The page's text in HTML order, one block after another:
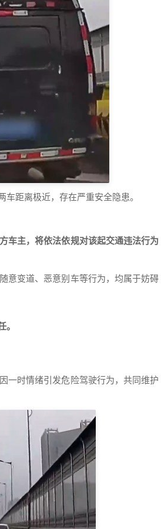
距离极近，存在严重安全隐患。
车主，将依法依规对该起交通违法行为
意变道、恶意别车等行为，均属于妨碍
一时情绪引发危险驾驶行为，共同维护